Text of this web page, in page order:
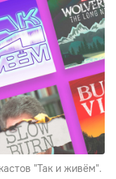
"Так и живём".